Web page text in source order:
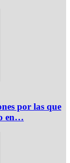
por las que
en…